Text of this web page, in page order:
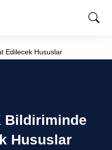
Edilecek Hususlar
Bildiriminde
Hususlar